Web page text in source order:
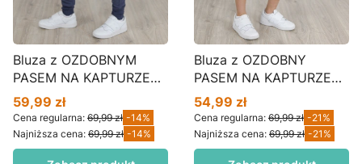
Bluza z OZDOBNYM
PASEM NA KAPTURZE
borówka BZ01
Cena promocyjna
59,99 zł
Cena regularna: 69,99 zł -14%
Najniższa cena: 69,99 zł -14%
Bluza z OZDOBNY
PASEM NA KAPTURZE
orange BZ01
Cena promocyjna
54,99 zł
Cena regularna: 69,99 zł -21%
Najniższa cena: 69,99 zł -21%